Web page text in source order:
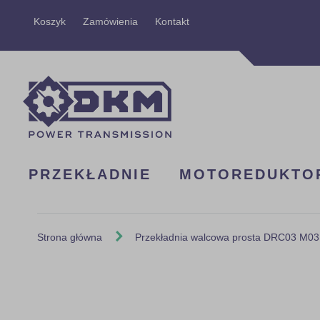
Koszyk Zamówienia KontaktPrzejdź
PRZEKŁADNIE
Strona główna Przekładnia walcowa prosta DRC03